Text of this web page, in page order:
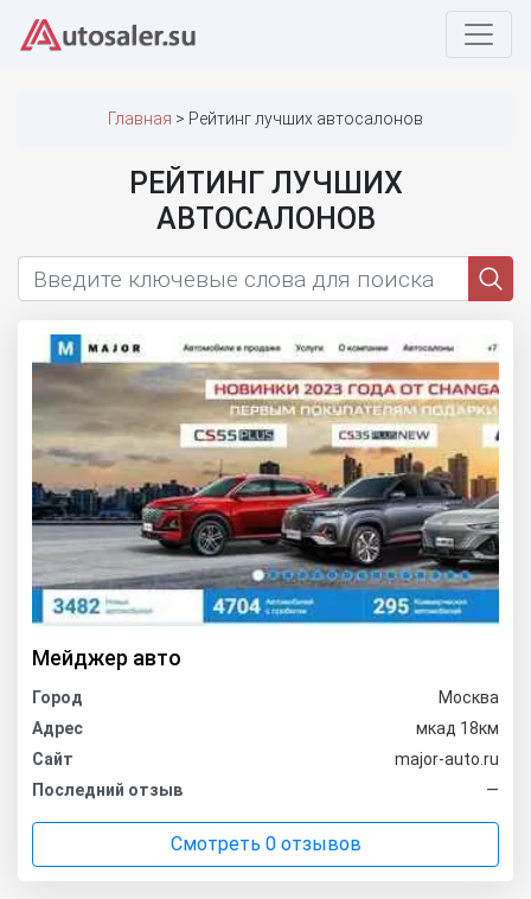
Главная Рейтинг лучших автосалонов
РЕЙТИНГ ЛУЧШИХ
АВТОСАЛОНОВ
Мейджер авто
Город
Москва
Адрес
мкад 18км
Сайт
major-auto.ru
Последний отзыв
—
Смотреть 0 отзывов